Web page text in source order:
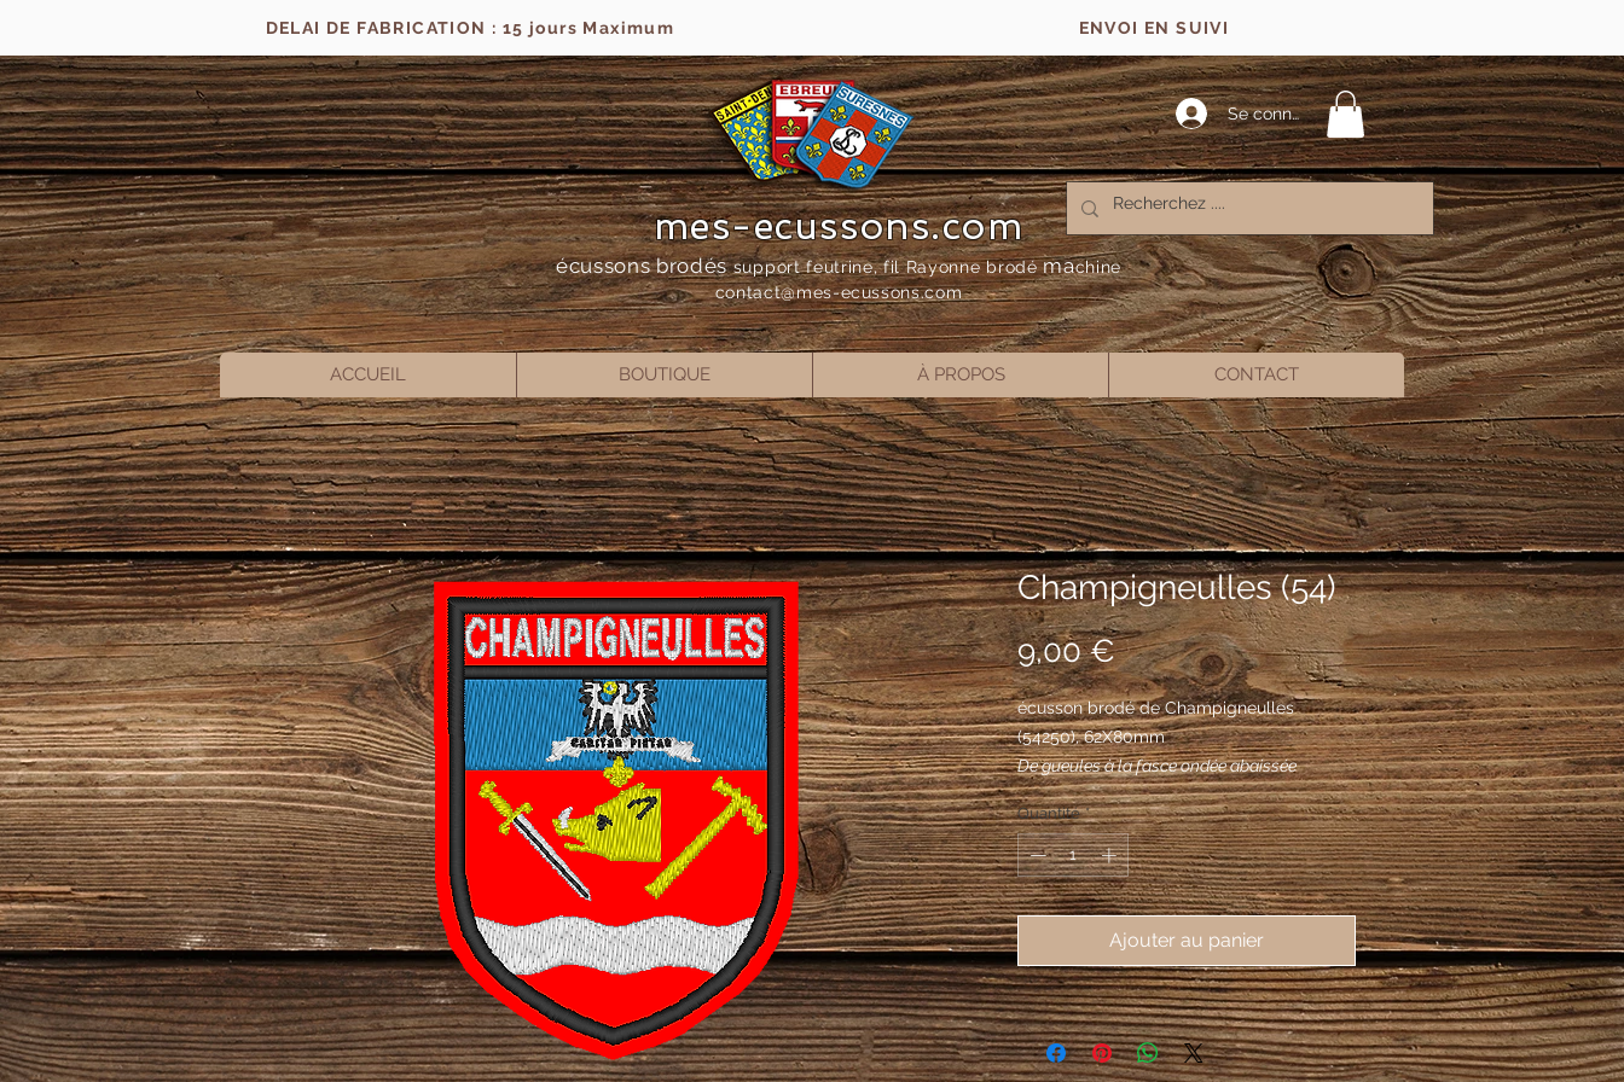
DELAI DE FABRICATION : 15 jours Maximum ENVOI EN SUIVI
Se connecter
mes-ecussons.com
écussons brodés support feutrine, fil Rayonne brodémachine
contact@mes-ecussons.com
ACCUEIL BOUTIQUE À PROPOS CONTACT
Champigneulles (54)
9,00 €Prix
écusson brodé de Champigneulles
(54250), 62X80mm
De gueules à la fasce ondée abaissée
d'argent , surmontée d'une hure de sanglier
d'or, défendue d'argent, adextrée d'une épée
basse d'argent, garnie d'or, posée en bande
et senestrée d’un râteau du même posé en
barre ; au chef d'azur à l'aigle au vol abaissé
d'argent, ses serres empiétant sur un
phylactère du même chargé de inscription «
CARITAS PIETAS » en lettres capitales de
sable, tenant dans son bec l'anneau d'or de
saint Arnould; à la fleur de lis d'or brochant à
Quantité *
Ajouter au panier